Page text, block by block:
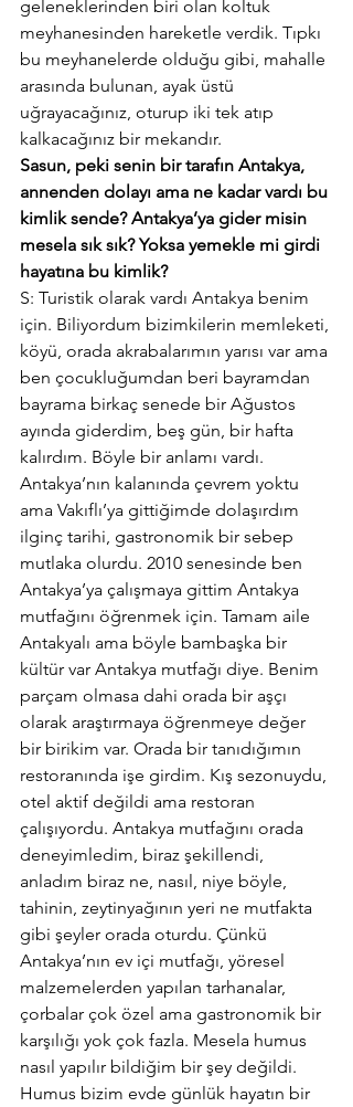
geleneklerinden biri olan koltuk
meyhanesinden hareketle verdik. Tıpkı
bu meyhanelerde olduğu gibi, mahalle
arasında bulunan, ayak üstü
uğrayacağınız, oturup iki tek atıp
kalkacağınız bir mekandır.
Sasun, peki senin bir tarafın Antakya,
annenden dolayı ama ne kadar vardı bu
kimlik sende? Antakya’ya gider misin
mesela sık sık? Yoksa yemekle mi girdi
hayatına bu kimlik?
S: Turistik olarak vardı Antakya benim
için. Biliyordum bizimkilerin memleketi,
köyü, orada akrabalarımın yarısı var ama
ben çocukluğumdan beri bayramdan
bayrama birkaç senede bir Ağustos
ayında giderdim, beş gün, bir hafta
kalırdım. Böyle bir anlamı vardı.
Antakya’nın kalanında çevrem yoktu
ama Vakıflı’ya gittiğimde dolaşırdım
ilginç tarihi, gastronomik bir sebep
mutlaka olurdu. 2010 senesinde ben
Antakya’ya çalışmaya gittim Antakya
mutfağını öğrenmek için. Tamam aile
Antakyalı ama böyle bambaşka bir
kültür var Antakya mutfağı diye. Benim
parçam olmasa dahi orada bir aşçı
olarak araştırmaya öğrenmeye değer
bir birikim var. Orada bir tanıdığımın
restoranında işe girdim. Kış sezonuydu,
otel aktif değildi ama restoran
çalışıyordu. Antakya mutfağını orada
deneyimledim, biraz şekillendi,
anladım biraz ne, nasıl, niye böyle,
tahinin, zeytinyağının yeri ne mutfakta
gibi şeyler orada oturdu. Çünkü
Antakya’nın ev içi mutfağı, yöresel
malzemelerden yapılan tarhanalar,
çorbalar çok özel ama gastronomik bir
karşılığı yok çok fazla. Mesela humus
nasıl yapılır bildiğim bir şey değildi.
Humus bizim evde günlük hayatın bir